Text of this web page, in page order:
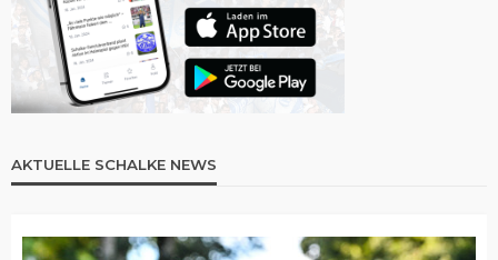
AKTUELLE SCHALKE NEWS